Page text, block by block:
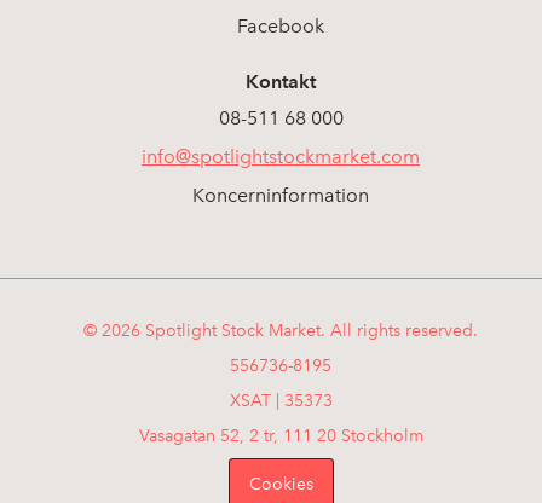
Facebook
Kontakt
08-511 68 000
info@spotlightstockmarket.com
Koncerninformation
© 2026 Spotlight Stock Market. All rights reserved.
556736-8195
XSAT | 35373
Vasagatan 52, 2 tr, 111 20 Stockholm
Cookies